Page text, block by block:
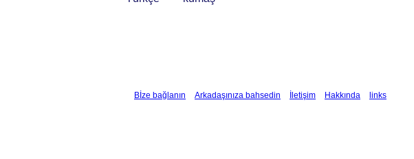
Bİze bağlanın Arkadaşınıza bahsedin İletişim Hakkında links